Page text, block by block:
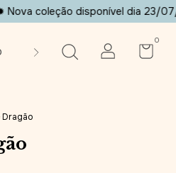
disponível dia 23/07/2026✹
Contato Sobre a artista
0
Dragão